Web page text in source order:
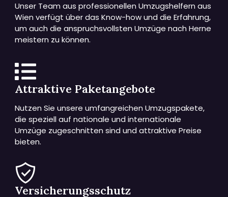
Unser Team aus professionellen Umzugshelfern aus
Wien verfügt über das Know-how und die Erfahrung,
um auch die anspruchsvollsten Umzüge nach Herne
meistern zu können.
Attraktive Paketangebote
Nutzen Sie unsere umfangreichen Umzugspakete,
die speziell auf nationale und internationale
Umzüge zugeschnitten sind und attraktive Preise
bieten.
Versicherungsschutz